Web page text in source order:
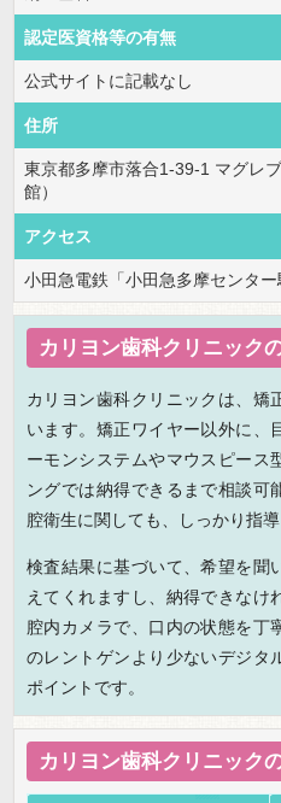
認定医資格等の有無
公式サイトに記載なし
住所
東京都多摩市落合1-39-1 マグレ
館）
アクセス
小田急電鉄「小田急多摩センタ
カリヨン歯科クリニック
カリヨン歯科クリニックは、矯
います。矯正ワイヤー以外に、
ーモンシステムやマウスピース
ングでは納得できるまで相談可
腔衛生に関しても、しっかり指導
検査結果に基づいて、希望を聞
えてくれますし、納得できなけ
腔内カメラで、口内の状態を丁
のレントゲンより少ないデジタ
ポイントです。
カリヨン歯科クリニック